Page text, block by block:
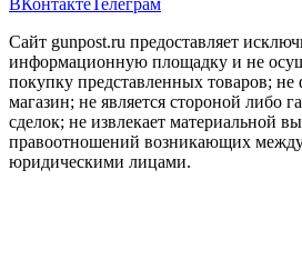
ВКонтакте Телеграм
Сайт gunpost.ru предоставляет
информационную площадку и не
покупку представленных товаров;
магазин; не является стороной либо
сделок; не извлекает материальной
правоотношений возникающих
юридическими лицами.